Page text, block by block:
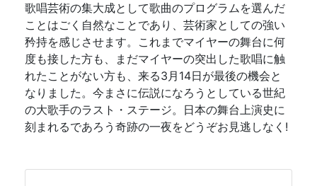
歌唱芸術の集大成として歌曲のプログラムを選んだ
ことはごく自然なことであり、芸術家としての強い
矜持を感じさせます。これまでマイヤーの舞台に何
度も接した方も、まだマイヤーの突出した歌唱に触
れたことがない方も、来る3月14日が最後の機会と
なりました。今まさに伝説になろうとしている世紀
の大歌手のラスト・ステージ。日本の舞台上演史に
刻まれるであろう奇跡の一夜をどうぞお見逃しなく!